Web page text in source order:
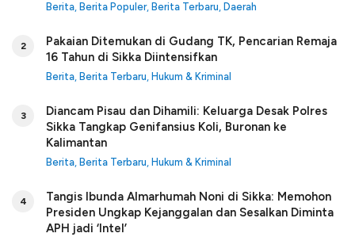
Berita, Berita Populer, Berita Terbaru, Daerah
2
Pakaian Ditemukan di Gudang TK, Pencarian Remaja
16 Tahun di Sikka Diintensifkan
Berita, Berita Terbaru, Hukum & Kriminal
3
Diancam Pisau dan Dihamili: Keluarga Desak Polres
Sikka Tangkap Genifansius Koli, Buronan ke
Kalimantan
Berita, Berita Terbaru, Hukum & Kriminal
4
Tangis Ibunda Almarhumah Noni di Sikka: Memohon
Presiden Ungkap Kejanggalan dan Sesalkan Diminta
APH jadi ‘Intel’